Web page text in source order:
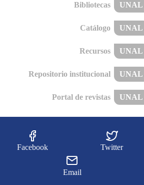
Bibliotecas UNAL
Catálogo UNAL
Recursos UNAL
Repositorio institucional UNAL
Portal de revistas UNAL
Facebook Twitter
Email